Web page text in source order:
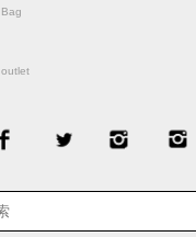
Bag
outlet